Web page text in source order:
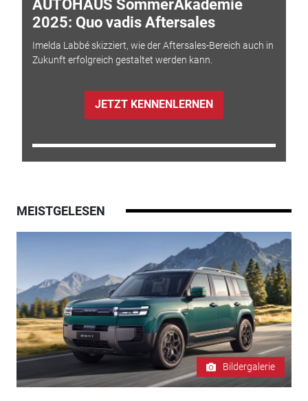
AUTOHAUS SommerAkademie
2025: Quo vadis Aftersales
Imelda Labbé skizziert, wie der Aftersales-Bereich auch in
Zukunft erfolgreich gestaltet werden kann.
JETZT KENNENLERNEN
MEISTGELESEN
Bildergalerie